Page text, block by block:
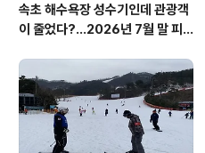
속초 해수욕장 성수기인데 관광객
이 줄었다?…2026년 7월 말 피